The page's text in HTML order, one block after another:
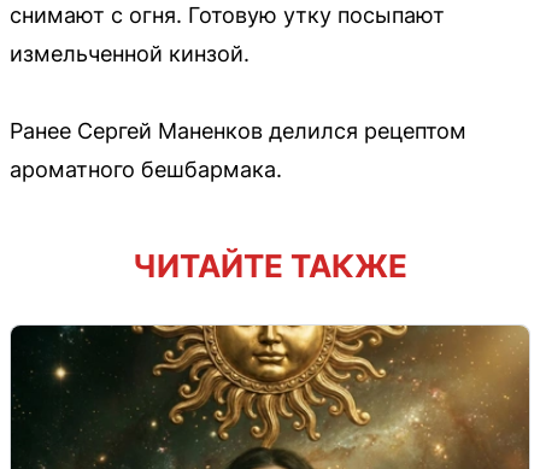
снимают с огня. Готовую утку посыпают
измельченной кинзой.
Ранее Сергей Маненков делился рецептом
ароматного бешбармака.
ЧИТАЙТЕ ТАКЖЕ